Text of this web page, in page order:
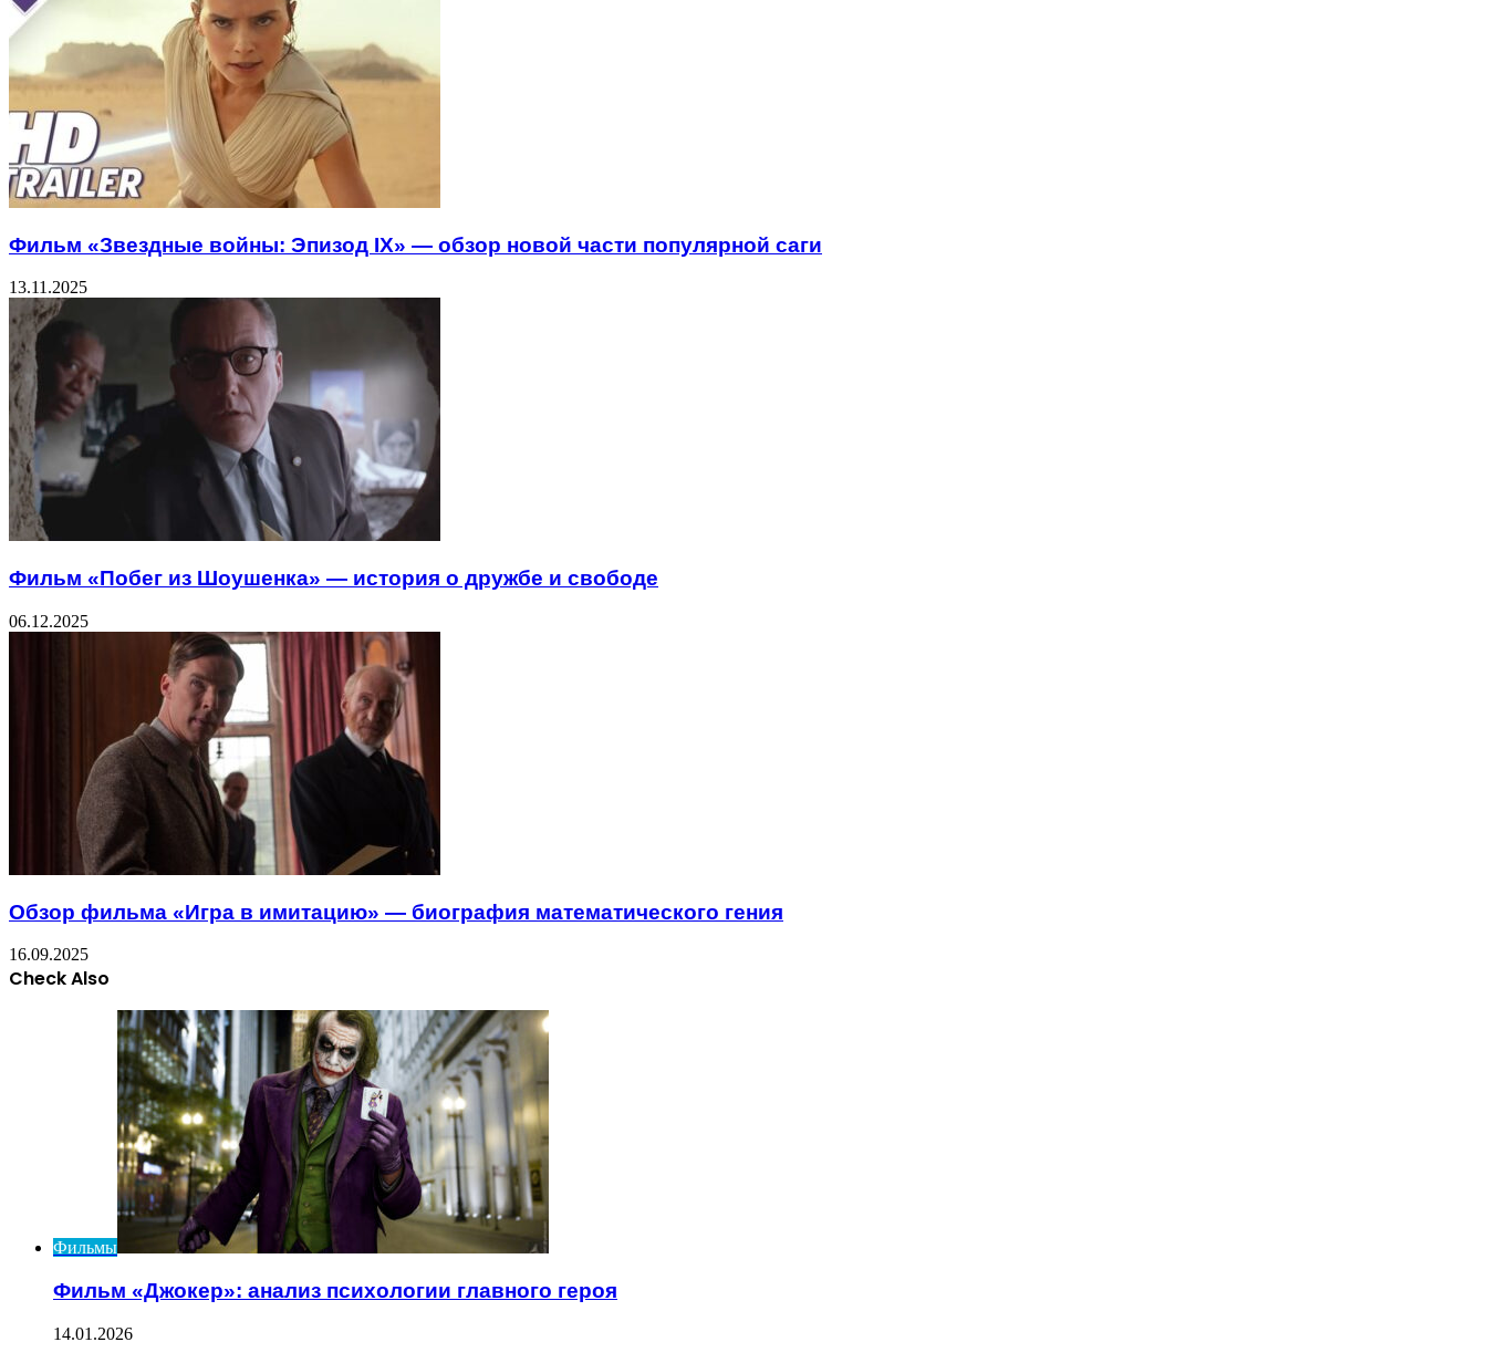
Фильм «Звездные войны: Эпизод IX» — обзор новой части популярной саги
13.11.2025
Фильм «Побег из Шоушенка» — история о дружбе и свободе
06.12.2025
Обзор фильма «Игра в имитацию» — биография математического гения
16.09.2025
Check Also
Фильмы
Фильм «Джокер»: анализ психологии главного героя
14.01.2026